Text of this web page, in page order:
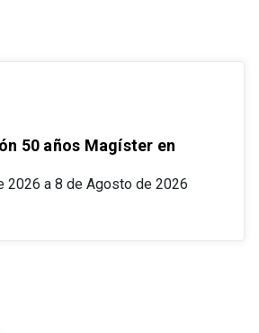
50 años Magíster en
2026 a 8 de Agosto de 2026